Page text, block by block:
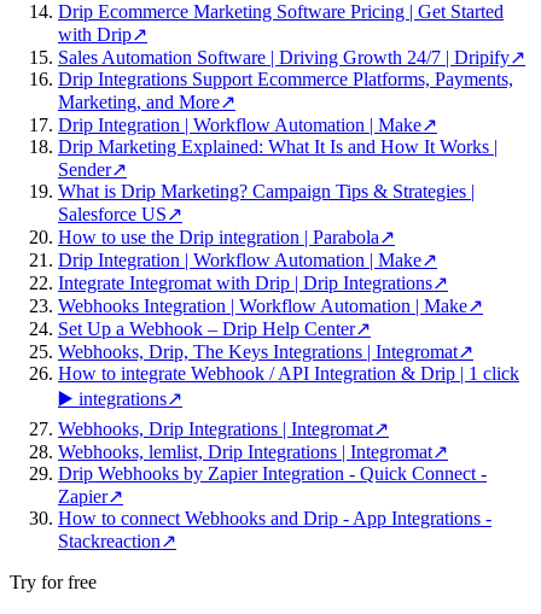
Drip Ecommerce Marketing Software Pricing | Get Started
with Drip↗
Sales Automation Software | Driving Growth 24/7 | Dripify↗
Drip Integrations Support Ecommerce Platforms, Payments,
Marketing, and More↗
Drip Integration | Workflow Automation | Make↗
Drip Marketing Explained: What It Is and How It Works |
Sender↗
What is Drip Marketing? Campaign Tips & Strategies |
Salesforce US↗
How to use the Drip integration | Parabola↗
Drip Integration | Workflow Automation | Make↗
Integrate Integromat with Drip | Drip Integrations↗
Webhooks Integration | Workflow Automation | Make↗
Set Up a Webhook – Drip Help Center↗
Webhooks, Drip, The Keys Integrations | Integromat↗
How to integrate Webhook / API Integration & Drip | 1 click
▶️ integrations↗
Webhooks, Drip Integrations | Integromat↗
Webhooks, lemlist, Drip Integrations | Integromat↗
Drip Webhooks by Zapier Integration - Quick Connect -
Zapier↗
How to connect Webhooks and Drip - App Integrations -
Stackreaction↗
Try for free